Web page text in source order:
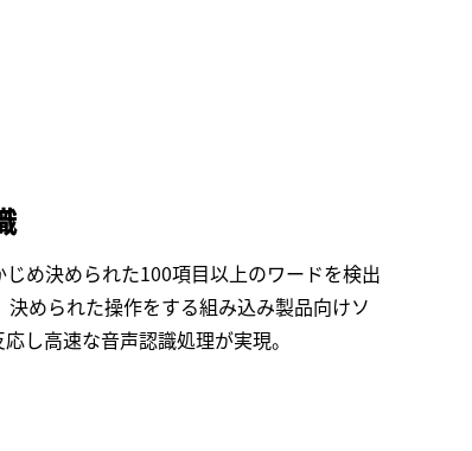
め決められた100項目以上のワードを検出
められた操作をする組み込み製品向けソ
し高速な音声認識処理が実現。